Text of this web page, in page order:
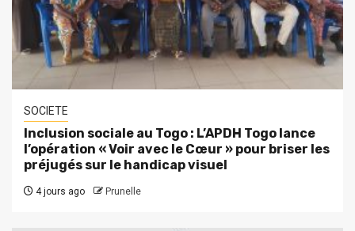
SOCIETE
Inclusion sociale au Togo : L’APDH Togo lance
l’opération « Voir avec le Cœur » pour briser les
préjugés sur le handicap visuel
4 jours ago Prunelle